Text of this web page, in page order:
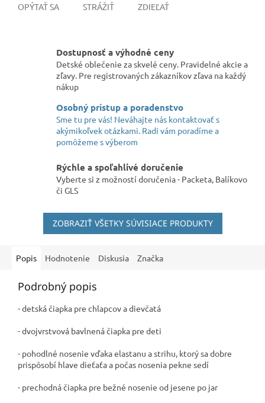
OPÝTAŤ SA STRÁŽIŤ ZDIEĽAŤ
Dostupnosť a výhodné ceny
Detské oblečenie za skvelé ceny. Pravidelné akcie a
zľavy. Pre registrovaných zákazníkov zľava na každý
nákup
Osobný prístup a poradenstvo
Sme tu pre vás! Neváhajte nás kontaktovať s
akýmikoľvek otázkami. Radi vám poradíme a
pomôžeme s výberom
Rýchle a spoľahlivé doručenie
Vyberte si z možností doručenia - Packeta, Balíkovo
či GLS
ZOBRAZIŤ VŠETKY SÚVISIACE PRODUKTY
Popis Hodnotenie Diskusia Značka
Podrobný popis
- detská čiapka pre chlapcov a dievčatá
- dvojvrstvová bavlnená čiapka pre deti
- pohodlné nosenie vďaka elastanu a strihu, ktorý sa dobre
prispôsobí hlave dieťaťa a počas nosenia pekne sedí
- prechodná čiapka pre bežné nosenie od jesene po jar